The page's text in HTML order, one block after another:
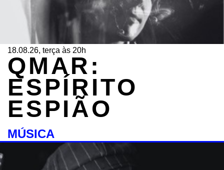
18.08.26, terça às 20h
QMAR:
ESPÍRITO
ESPIÃO
MÚSICA